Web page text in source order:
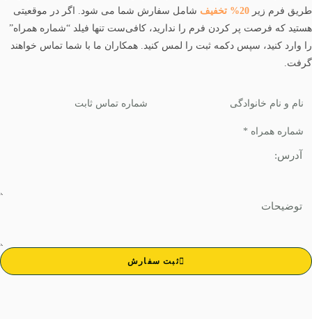
فرم زیر20% تخفیف
شامل سفارش شما می شود. اگر در موقعیتی
که فرصت پر کردن فرم را ندارید، کافی‌ست تنها فیلد “شماره همراه”
وارد کنید، سپس دکمه ثبت را لمس کنید. همکاران ما با شما تماس خواهند
ثبت سفارش